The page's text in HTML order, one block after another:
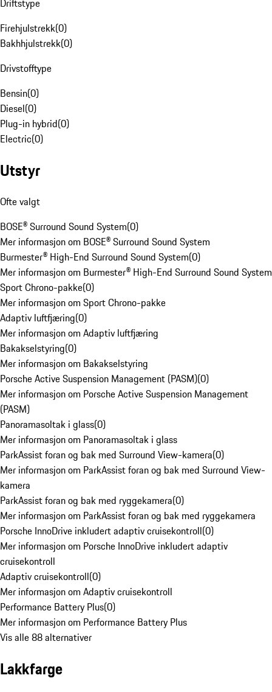
Driftstype
Firehjulstrekk(0)
Bakhhjulstrekk(0)
Drivstofftype
Bensin(0)
Diesel(0)
Plug-in hybrid(0)
Electric(0)
Utstyr
Ofte valgt
BOSE® Surround Sound System(0)
Mer informasjon om BOSE® Surround Sound System
Burmester® High-End Surround Sound System(0)
Mer informasjon om Burmester® High-End Surround Sound System
Sport Chrono-pakke(0)
Mer informasjon om Sport Chrono-pakke
Adaptiv luftfjæring(0)
Mer informasjon om Adaptiv luftfjæring
Bakakselstyring(0)
Mer informasjon om Bakakselstyring
Porsche Active Suspension Management (PASM)(0)
Mer informasjon om Porsche Active Suspension Management
(PASM)
Panoramasoltak i glass(0)
Mer informasjon om Panoramasoltak i glass
ParkAssist foran og bak med Surround View-kamera(0)
Mer informasjon om ParkAssist foran og bak med Surround View-
kamera
ParkAssist foran og bak med ryggekamera(0)
Mer informasjon om ParkAssist foran og bak med ryggekamera
Porsche InnoDrive inkludert adaptiv cruisekontroll(0)
Mer informasjon om Porsche InnoDrive inkludert adaptiv
cruisekontroll
Adaptiv cruisekontroll(0)
Mer informasjon om Adaptiv cruisekontroll
Performance Battery Plus(0)
Mer informasjon om Performance Battery Plus
Vis alle 88 alternativer
Lakkfarge